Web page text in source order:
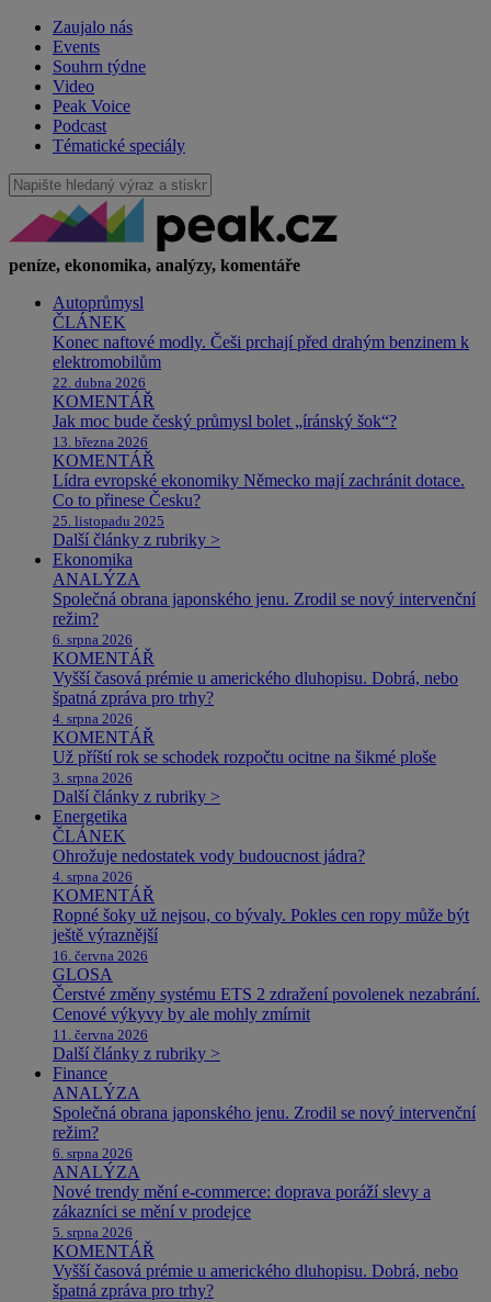
Zaujalo nás
Events
Souhrn týdne
Video
Peak Voice
Podcast
Tématické speciály
peníze, ekonomika, analýzy, komentáře
Autoprůmysl
ČLÁNEK
Konec naftové modly. Češi prchají před drahým benzinem k
elektromobilům
22. dubna 2026
KOMENTÁŘ
Jak moc bude český průmysl bolet „íránský šok“?
13. března 2026
KOMENTÁŘ
Lídra evropské ekonomiky Německo mají zachránit dotace.
Co to přinese Česku?
25. listopadu 2025
Další články z rubriky >
Ekonomika
ANALÝZA
Společná obrana japonského jenu. Zrodil se nový intervenční
režim?
6. srpna 2026
KOMENTÁŘ
Vyšší časová prémie u amerického dluhopisu. Dobrá, nebo
špatná zpráva pro trhy?
4. srpna 2026
KOMENTÁŘ
Už příští rok se schodek rozpočtu ocitne na šikmé ploše
3. srpna 2026
Další články z rubriky >
Energetika
ČLÁNEK
Ohrožuje nedostatek vody budoucnost jádra?
4. srpna 2026
KOMENTÁŘ
Ropné šoky už nejsou, co bývaly. Pokles cen ropy může být
ještě výraznější
16. června 2026
GLOSA
Čerstvé změny systému ETS 2 zdražení povolenek nezabrání.
Cenové výkyvy by ale mohly zmírnit
11. června 2026
Další články z rubriky >
Finance
ANALÝZA
Společná obrana japonského jenu. Zrodil se nový intervenční
režim?
6. srpna 2026
ANALÝZA
Nové trendy mění e-commerce: doprava poráží slevy a
zákazníci se mění v prodejce
5. srpna 2026
KOMENTÁŘ
Vyšší časová prémie u amerického dluhopisu. Dobrá, nebo
špatná zpráva pro trhy?